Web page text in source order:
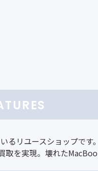
るリユースショップで
を実現。壊れた